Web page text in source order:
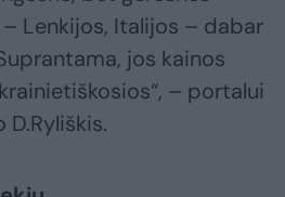
– Lenkijos, Italijos – dabar
jos kainos
– portalui